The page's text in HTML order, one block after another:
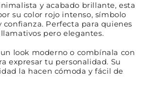
y acabado brillante, esta
su color rojo intenso, símbolo
confianza. Perfecta para quienes
pero elegantes.
look moderno o combínala con
expresar tu personalidad. Su
la hacen cómoda y fácil de